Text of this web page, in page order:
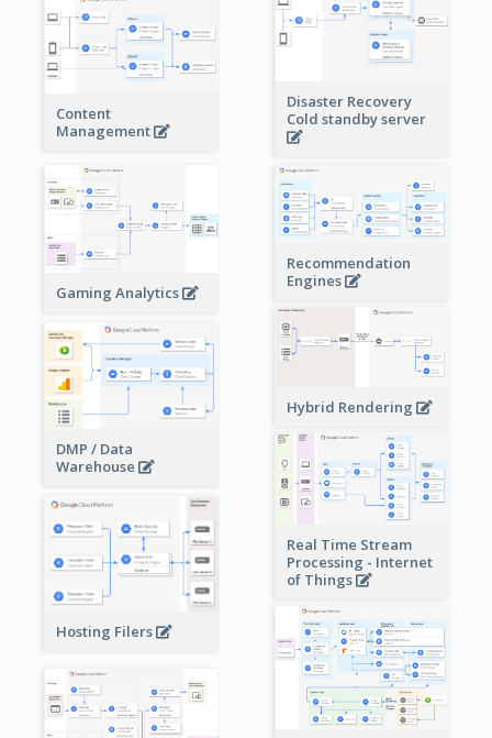
Disaster Recovery
Cold standby server
Content
Management
Gaming Analytics
Recommendation
Engines
Hybrid Rendering
DMP / Data
Warehouse
Real Time Stream
Processing - Internet
of Things
Hosting Filers